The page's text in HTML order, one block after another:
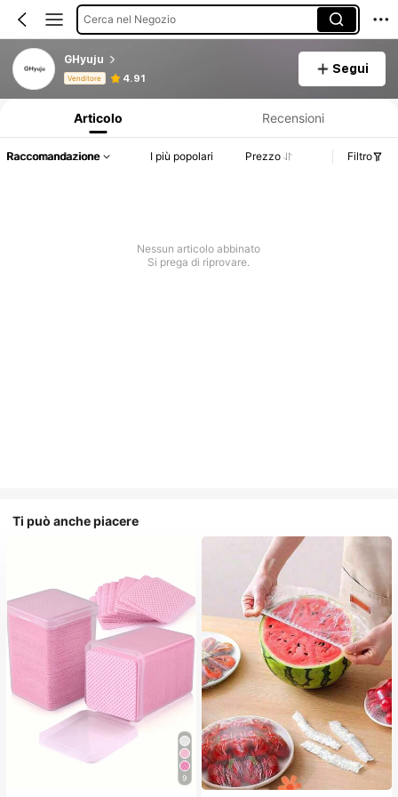
Cerca nel Negozio
GHyuju
Venditore 4.91
Segui
Articolo Recensioni
Raccomandazione I più popolari Prezzo Filtro
Nessun articolo abbinato
Si prega di riprovare.
Ti può anche piacere
9